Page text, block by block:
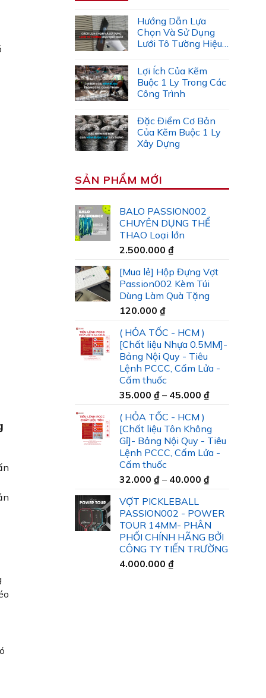
Hướng Dẫn Lựa
Chọn Và Sử Dụng
Lưới Tô Tường Hiệu
Lợi Ích Của Kẽm
Buộc 1 Ly Trong Các
Công Trình
Đặc Điểm Cơ Bản
Của Kẽm Buộc 1 Ly
Xây Dựng
SẢN PHẨM MỚI
BALO PASSION002
CHUYÊN DỤNG THỂ
THAO Loại lớn
2.500.000 ₫
[Mua lẻ] Hộp Đựng Vợt
Passion002 Kèm Túi
Dùng Làm Quà Tặng
120.000 ₫
( HỎA TỐC - HCM )
[Chất liệu Nhựa 0.5MM]-
Bảng Nội Quy - Tiêu
Lệnh PCCC, Cấm Lửa -
Cấm thuốc
35.000 ₫ – 45.000 ₫Khoảng
35.000 ₫
đến
45.000 ₫
( HỎA TỐC - HCM )
[Chất liệu Tôn Không
Gỉ]- Bảng Nội Quy - Tiêu
Lệnh PCCC, Cấm Lửa -
Cấm thuốc
32.000 ₫ – 40.000 ₫Khoảng
32.000 ₫
đến
40.000 ₫
VỢT PICKLEBALL
PASSION002 - POWER
TOUR 14MM- PHÂN
PHỐI CHÍNH HÃNG BỞI
CÔNG TY TIẾN TRƯỜNG
4.000.000 ₫